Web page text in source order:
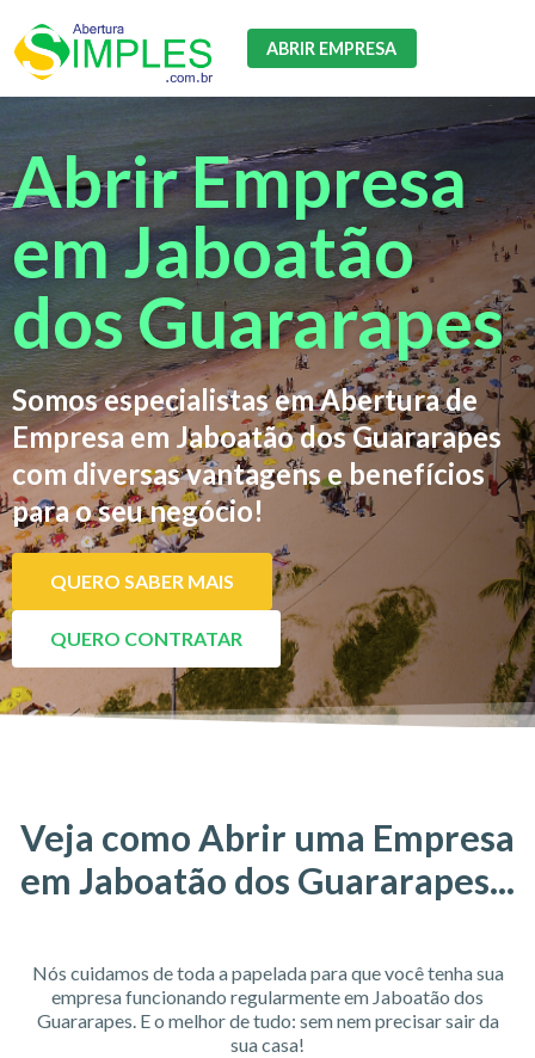
ABRIR EMPRESA
Abrir Empresa
em Jaboatão
dos Guararapes
Somos especialistas em Abertura de
Empresa em Jaboatão dos Guararapes
com diversas vantagens e benefícios
para o seu negócio!
QUERO SABER MAIS
QUERO CONTRATAR
Veja como Abrir uma Empresa
em Jaboatão dos Guararapes...
Nós cuidamos de toda a papelada para que você tenha sua
empresa funcionando regularmente em Jaboatão dos
Guararapes. E o melhor de tudo: sem nem precisar sair da
sua casa!